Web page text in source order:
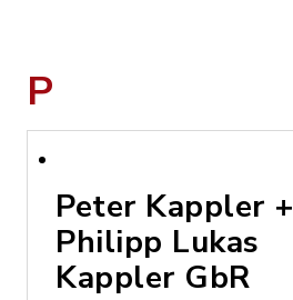
P
Peter Kappler +
Philipp Lukas
Kappler GbR